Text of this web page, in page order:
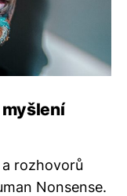
rozhovorů
Nonsense.